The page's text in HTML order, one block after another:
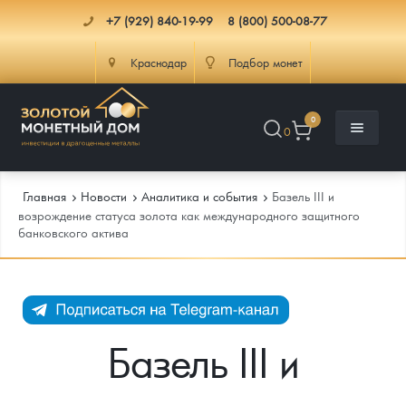
+7 (929) 840-19-99 8 (800) 500-08-77
Краснодар Подбор монет
0
0
Каталог
Каталог Монет
Монеты Россия и СССР
Памятные и старинные монеты
Инфо
Подлинность монет
Главная Новости Аналитика и события
Базель III и
возрождение статуса золота как международного защитного
банковского актива
Базель III и